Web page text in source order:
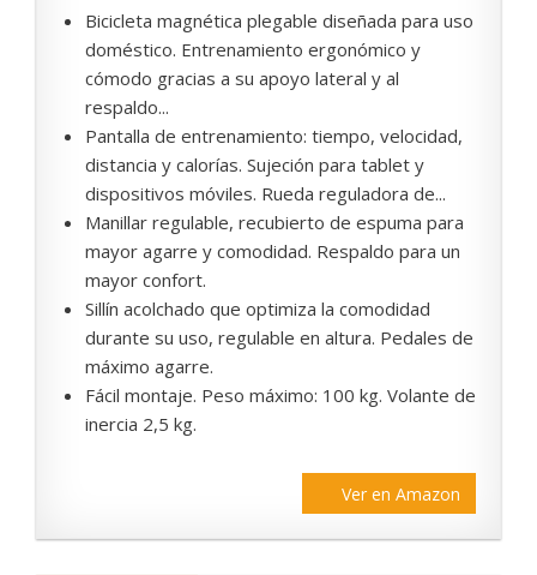
Bicicleta magnética plegable diseñada para uso
doméstico. Entrenamiento ergonómico y
cómodo gracias a su apoyo lateral y al
respaldo...
Pantalla de entrenamiento: tiempo, velocidad,
distancia y calorías. Sujeción para tablet y
dispositivos móviles. Rueda reguladora de...
Manillar regulable, recubierto de espuma para
mayor agarre y comodidad. Respaldo para un
mayor confort.
Sillín acolchado que optimiza la comodidad
durante su uso, regulable en altura. Pedales de
máximo agarre.
Fácil montaje. Peso máximo: 100 kg. Volante de
inercia 2,5 kg.
Ver en Amazon